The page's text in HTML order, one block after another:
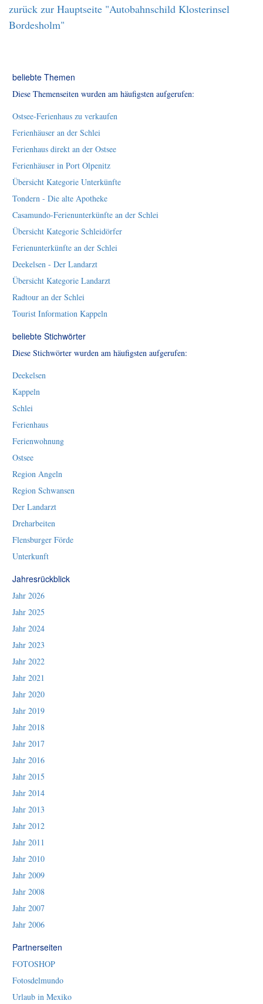
zurück zur Hauptseite "Autobahnschild Klosterinsel
Bordesholm"
beliebte Themen
Diese Themenseiten wurden am häufigsten aufgerufen:
Ostsee-Ferienhaus zu verkaufen
Ferienhäuser an der Schlei
Ferienhaus direkt an der Ostsee
Ferienhäuser in Port Olpenitz
Übersicht Kategorie Unterkünfte
Tondern - Die alte Apotheke
Casamundo-Ferienunterkünfte an der Schlei
Übersicht Kategorie Schleidörfer
Ferienunterkünfte an der Schlei
Deekelsen - Der Landarzt
Übersicht Kategorie Landarzt
Radtour an der Schlei
Tourist Information Kappeln
beliebte Stichwörter
Diese Stichwörter wurden am häufigsten aufgerufen:
Deekelsen
Kappeln
Schlei
Ferienhaus
Ferienwohnung
Ostsee
Region Angeln
Region Schwansen
Der Landarzt
Dreharbeiten
Flensburger Förde
Unterkunft
Jahresrückblick
Jahr 2026
Jahr 2025
Jahr 2024
Jahr 2023
Jahr 2022
Jahr 2021
Jahr 2020
Jahr 2019
Jahr 2018
Jahr 2017
Jahr 2016
Jahr 2015
Jahr 2014
Jahr 2013
Jahr 2012
Jahr 2011
Jahr 2010
Jahr 2009
Jahr 2008
Jahr 2007
Jahr 2006
Partnerseiten
FOTOSHOP
Fotosdelmundo
Urlaub in Mexiko